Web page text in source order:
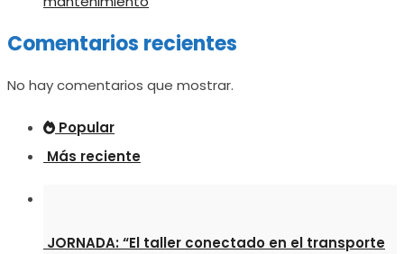
Comentarios recientes
No hay comentarios que mostrar.
Popular
Más reciente
JORNADA: “El taller conectado en el transporte